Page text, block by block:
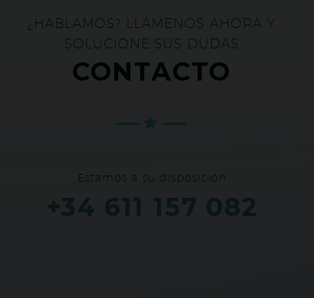
¿HABLAMOS? LLÁMENOS AHORA Y
SOLUCIONE SUS DUDAS
CONTACTO
Estamos a su disposición
+34 611 157 082